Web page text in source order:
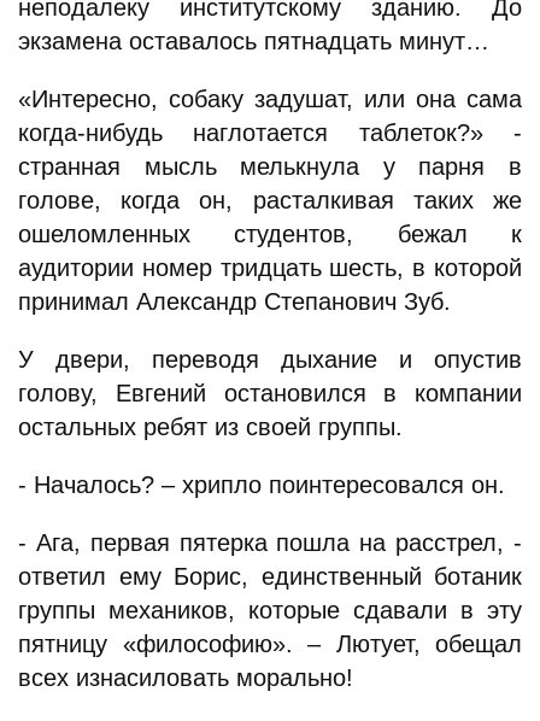
неподалеку институтскому зданию. До
экзамена оставалось пятнадцать минут…
«Интересно, собаку задушат, или она сама
когда-нибудь наглотается таблеток?» -
странная мысль мелькнула у парня в
голове, когда он, расталкивая таких же
ошеломленных студентов, бежал к
аудитории номер тридцать шесть, в которой
принимал Александр Степанович Зуб.
У двери, переводя дыхание и опустив
голову, Евгений остановился в компании
остальных ребят из своей группы.
- Началось? – хрипло поинтересовался он.
- Ага, первая пятерка пошла на расстрел, -
ответил ему Борис, единственный ботаник
группы механиков, которые сдавали в эту
пятницу «философию». – Лютует, обещал
всех изнасиловать морально!